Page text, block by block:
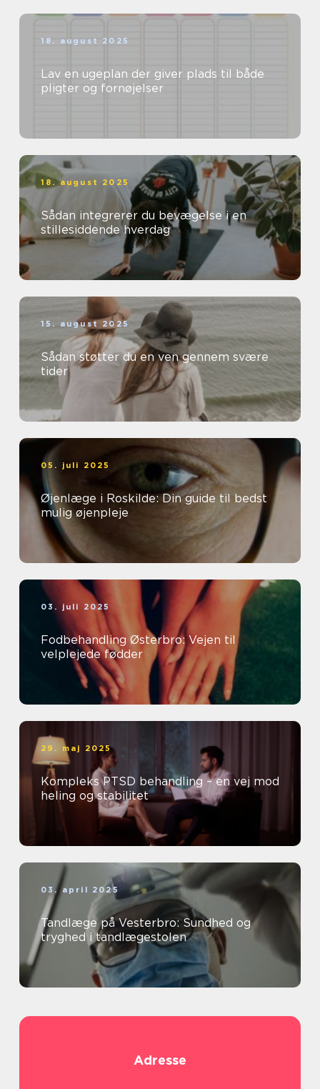
18. august 2025
Lav en ugeplan der giver plads til både
pligter og fornøjelser
18. august 2025
Sådan integrerer du bevægelse i en
stillesiddende hverdag
15. august 2025
Sådan støtter du en ven gennem svære
tider
05. juli 2025
Øjenlæge i Roskilde: Din guide til bedst
mulig øjenpleje
03. juli 2025
Fodbehandling Østerbro: Vejen til
velplejede fødder
29. maj 2025
Kompleks PTSD behandling – en vej mod
heling og stabilitet
03. april 2025
Tandlæge på Vesterbro: Sundhed og
tryghed i tandlægestolen
Adresse